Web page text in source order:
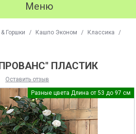
Меню
Горшки / Кашпо Эконом / Классика
/
ПЛАСТИК
Оставить отзыв
Разные цвета Длина от 53 до 97 см